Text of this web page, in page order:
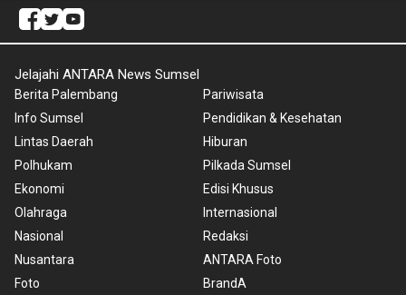
Jelajahi ANTARA News Sumsel
Berita Palembang
Info Sumsel
Lintas Daerah
Polhukam
Ekonomi
Olahraga
Nasional
Nusantara
Foto
Pariwisata
Pendidikan & Kesehatan
Hiburan
Pilkada Sumsel
Edisi Khusus
Internasional
Redaksi
ANTARA Foto
BrandA